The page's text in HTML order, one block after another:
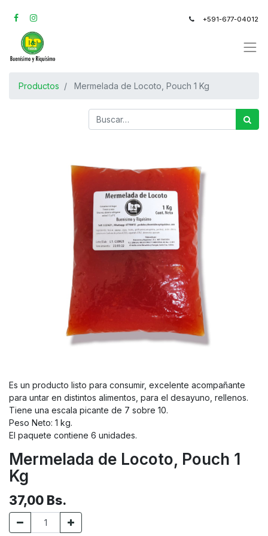
+591-677-04012
Productos Mermelada de Locoto, Pouch 1 Kg
Es un producto listo para consumir, excelente acompañante
para untar en distintos alimentos, para el desayuno, rellenos.
Tiene una escala picante de 7 sobre 10.
Peso Neto: 1 kg.
El paquete contiene 6 unidades.
Mermelada de Locoto, Pouch 1
Kg
37,00 Bs.